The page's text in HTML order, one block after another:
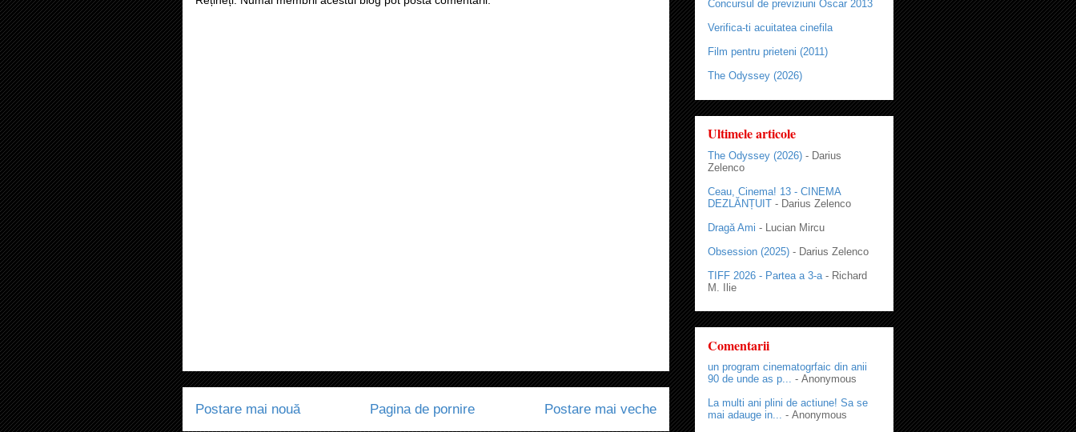
Postare mai nouă Postare mai veche
Pagina de pornire
Concursul de previziuni Oscar 2013
Verifica-ti acuitatea cinefila
Film pentru prieteni (2011)
The Odyssey (2026)
Ultimele articole
The Odyssey (2026) - Darius
Zelenco
Ceau, Cinema! 13 - CINEMA
DEZLĂNȚUIT - Darius Zelenco
Dragă Ami - Lucian Mircu
Obsession (2025) - Darius Zelenco
TIFF 2026 - Partea a 3-a - Richard
M. Ilie
Comentarii
un program cinematogrfaic din anii
90 de unde as p... - Anonymous
La multi ani plini de actiune! Sa se
mai adauge in... - Anonymous